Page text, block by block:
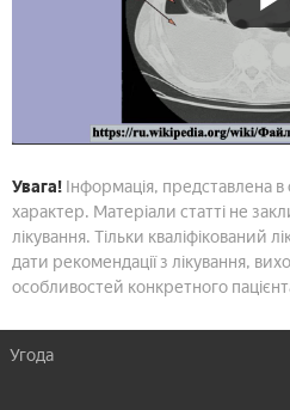
Увага! Інформація, представлена
характер. Матеріали статті не
лікування. Тільки кваліфікований
дати рекомендації з лікування,
особливостей конкретного
Угода